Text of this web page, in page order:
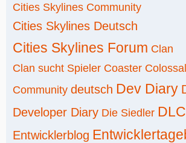
Cities Skylines Community
Cities Skylines Deutsch
Cities Skylines Forum Clan
Clan sucht Spieler Coaster
Community deutsch Dev Diary
Developer Diary Die Siedler DLC
Entwicklerblog